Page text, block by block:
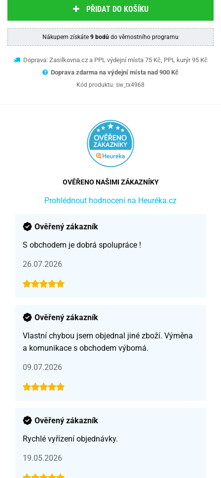
PŘIDAT DO KOŠÍKU
Nákupem získáte 9 bodů do věrnostního programu
Doprava: Zasilkovna.cz a PPL výdejní místa 75 Kč, PPL kurýr 95 Kč
Doprava zdarma na výdejní místa nad 900 Kč
Kód produktu: sw_tx4968
OVĚŘENO NAŠIMI ZÁKAZNÍKY
Prohlédnout hodnocení na Heuréka.cz
Ověřený zákazník
S obchodem je dobrá spolupráce !
26.07.2026
Ověřený zákazník
Vlastní chybou jsem objednal jiné zboží. Výměna
a komunikace s obchodem výborná.
09.07.2026
Ověřený zákazník
Rychlé vyřízení objednávky.
19.05.2026